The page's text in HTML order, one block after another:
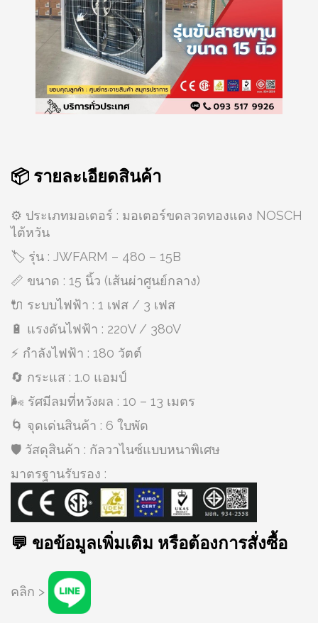
📦 รายละเอียดสินค้า
⚙️ ประเภทมอเตอร์ : มอเตอร์ขดลวดทองแดง NOSCH
ไต้หวัน
🏷️ รุ่น : JWFARM – 480 – 15B
📏 ขนาด : 15 นิ้ว (เส้นผ่าศูนย์กลาง)
🔌 ระบบไฟฟ้า : 1 เฟส / 3 เฟส
🔋 แรงดันไฟฟ้า : 220V / 380V
⚡ กำลังไฟฟ้า : 180 วัตต์
🔄 กระแส : 1.0 แอมป์
🌬️ รัศมีลมที่หวังผล : 10 – 13 เมตร
🌀 จุดเด่นสินค้า : 6 ใบพัด
🛡️ วัสดุสินค้า : กัลวาไนซ์แบบหนาพิเศษ
มาตรฐานรับรอง :
💬 ขอข้อมูลเพิ่มเติม หรือต้องการสั่งซื้อ
คลิก >